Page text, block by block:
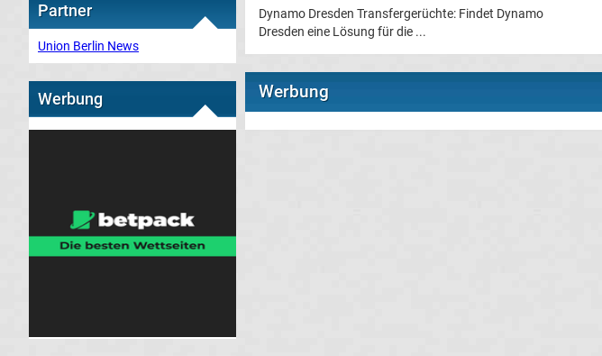
Partner
Union Berlin News
Werbung
Dynamo Dresden Transfergerüchte: Findet Dynamo
Dresden eine Lösung für die ...
Werbung